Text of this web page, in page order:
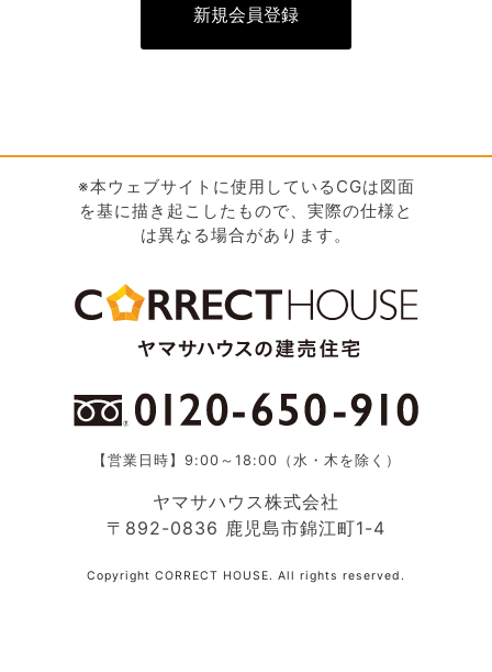
新規会員登録
※本ウェブサイトに使用しているCGは図面
を基に描き起こしたもので、実際の仕様と
は異なる場合があります。
【営業日時】9:00～18:00（水・木を除く）
ヤマサハウス株式会社
〒892-0836 鹿児島市錦江町1-4
Copyright CORRECT HOUSE. All rights reserved.